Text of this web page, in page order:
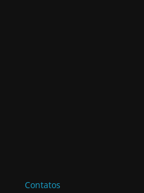
Contatos